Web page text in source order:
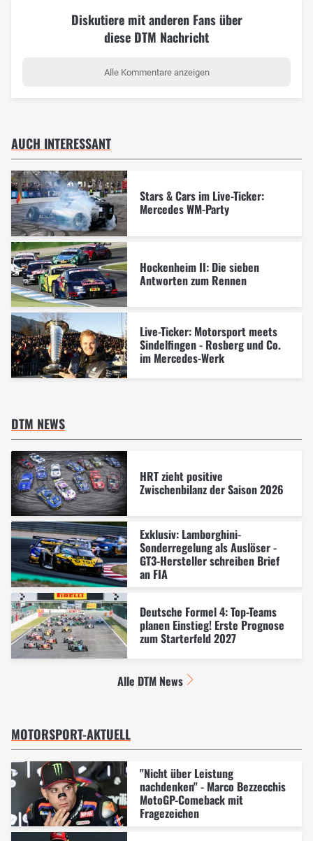
Diskutiere mit anderen Fans über
diese DTM Nachricht
Alle Kommentare anzeigen
AUCH INTERESSANT
Stars & Cars im Live-Ticker:
Mercedes WM-Party
Hockenheim II: Die sieben
Antworten zum Rennen
Live-Ticker: Motorsport meets
Sindelfingen - Rosberg und Co.
im Mercedes-Werk
DTM NEWS
HRT zieht positive
Zwischenbilanz der Saison 2026
Exklusiv: Lamborghini-
Sonderregelung als Auslöser -
GT3-Hersteller schreiben Brief
an FIA
Deutsche Formel 4: Top-Teams
planen Einstieg! Erste Prognose
zum Starterfeld 2027
Alle DTM News
MOTORSPORT-AKTUELL
"Nicht über Leistung
nachdenken" - Marco Bezzecchis
MotoGP-Comeback mit
Fragezeichen